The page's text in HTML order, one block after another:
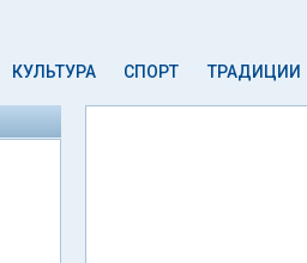
КУЛЬТУРА СПОРТ ТРАДИЦИИ